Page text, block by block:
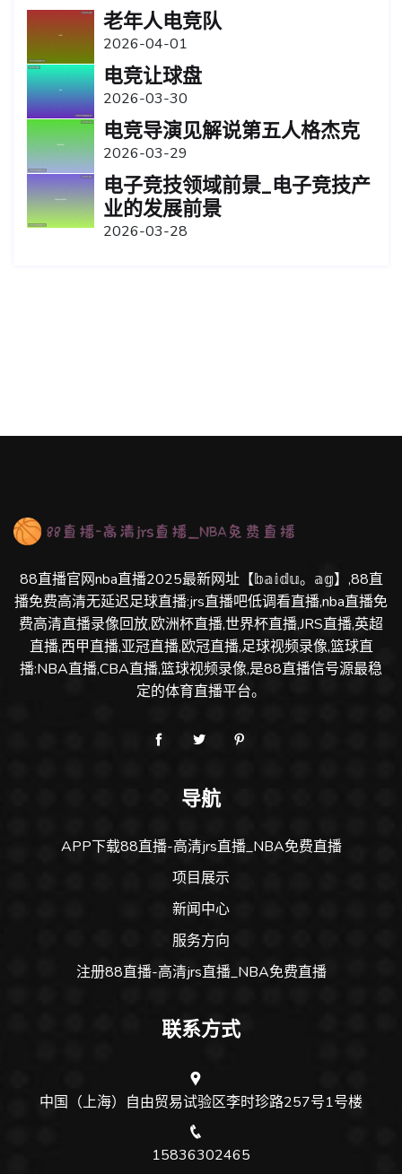
老年人电竞队
2026-04-01
电竞让球盘
2026-03-30
电竞导演见解说第五人格杰克
2026-03-29
电子竞技领域前景_电子竞技产
业的发展前景
2026-03-28
88直播官网nba直播2025最新网址【𝕓𝕒𝕚𝕕𝕦。𝕒𝕘】,88直
播免费高清无延迟足球直播:jrs直播吧低调看直播,nba直播免
费高清直播录像回放,欧洲杯直播,世界杯直播,JRS直播,英超
直播,西甲直播,亚冠直播,欧冠直播,足球视频录像,篮球直
播:NBA直播,CBA直播,篮球视频录像,是88直播信号源最稳
定的体育直播平台。
导航
APP下载88直播-高清jrs直播_NBA免费直播
项目展示
新闻中心
服务方向
注册88直播-高清jrs直播_NBA免费直播
联系方式
中国（上海）自由贸易试验区李时珍路257号1号楼
15836302465